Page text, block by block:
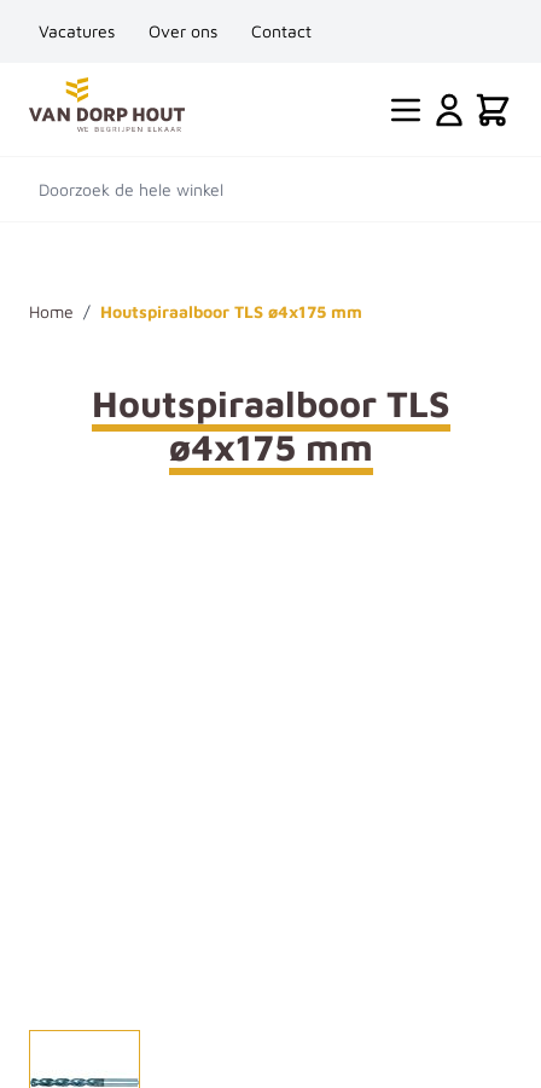
Vacatures Over ons Contact
Ga naar de inhoud
Cart
Doorzoek de hele winkel
Home / Houtspiraalboor TLS ø4x175 mm
Houtspiraalboor TLS
ø4x175 mm